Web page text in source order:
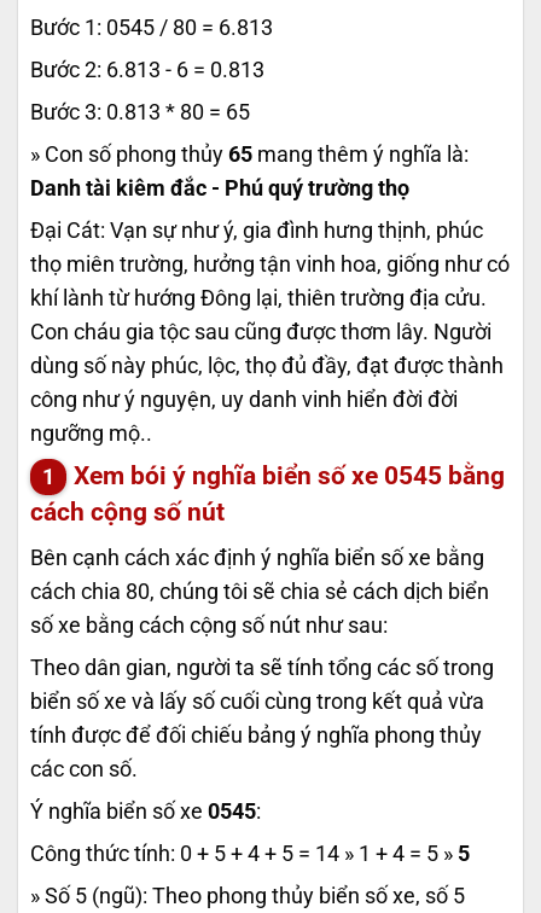
Bước 1: 0545 / 80 = 6.813
Bước 2: 6.813 - 6 = 0.813
Bước 3: 0.813 * 80 = 65
» Con số phong thủy 65 mang thêm ý nghĩa là:
Danh tài kiêm đắc - Phú quý trường thọ
Đại Cát: Vạn sự như ý, gia đình hưng thịnh, phúc
thọ miên trường, hưởng tận vinh hoa, giống như có
khí lành từ hướng Đông lại, thiên trường địa cửu.
Con cháu gia tộc sau cũng được thơm lây. Người
dùng số này phúc, lộc, thọ đủ đầy, đạt được thành
công như ý nguyện, uy danh vinh hiển đời đời
ngưỡng mộ..
Xem bói ý nghĩa biển số xe 0545 bằng
cách cộng số nút
Bên cạnh cách xác định ý nghĩa biển số xe bằng
cách chia 80, chúng tôi sẽ chia sẻ cách dịch biển
số xe bằng cách cộng số nút như sau:
Theo dân gian, người ta sẽ tính tổng các số trong
biển số xe và lấy số cuối cùng trong kết quả vừa
tính được để đối chiếu bảng ý nghĩa phong thủy
các con số.
Ý nghĩa biển số xe 0545:
Công thức tính: 0 + 5 + 4 + 5 = 14 » 1 + 4 = 5 » 5
» Số 5 (ngũ): Theo phong thủy biển số xe, số 5